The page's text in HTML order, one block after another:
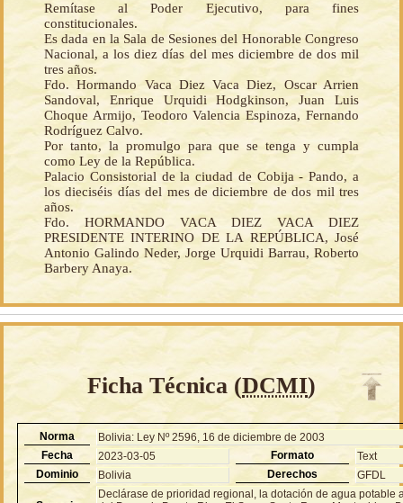
Remítase al Poder Ejecutivo, para fines
constitucionales.
Es dada en la Sala de Sesiones del Honorable Congreso
Nacional, a los diez días del mes diciembre de dos mil
tres años.
Fdo. Hormando Vaca Diez Vaca Diez, Oscar Arrien
Sandoval, Enrique Urquidi Hodgkinson, Juan Luis
Choque Armijo, Teodoro Valencia Espinoza, Fernando
Rodríguez Calvo.
Por tanto, la promulgo para que se tenga y cumpla
como Ley de la República.
Palacio Consistorial de la ciudad de Cobija - Pando, a
los dieciséis días del mes de diciembre de dos mil tres
años.
Fdo. HORMANDO VACA DIEZ VACA DIEZ
PRESIDENTE INTERINO DE LA REPÚBLICA, José
Antonio Galindo Neder, Jorge Urquidi Barrau, Roberto
Barbery Anaya.
Ficha Técnica (DCMI)
Norma
Bolivia: Ley Nº 2596, 16 de diciembre de 2003
Fecha
2023-03-05 Formato
Text
Dominio
Bolivia Derechos GFDL
Declárase de prioridad regional, la dotación de agua potable